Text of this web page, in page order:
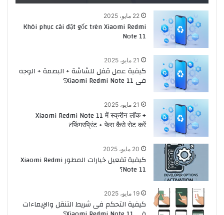
22 مايو، 2025
Khôi phục cài đặt gốc trên Xiaomi Redmi
Note 11
21 مايو، 2025
كيفية عمل قفل للشاشة + البصمة + الوجه
فى Xiaomi Redmi Note 11؟
21 مايو، 2025
Xiaomi Redmi Note 11 में स्क्रीन लॉक +
फिंगरप्रिंट + फेस कैसे सेट करें?
20 مايو، 2025
كيفية تفعيل خيارات المطور Xiaomi Redmi
Note 11؟
19 مايو، 2025
كيفية التحكم فى شريط التنقل والإيماءات